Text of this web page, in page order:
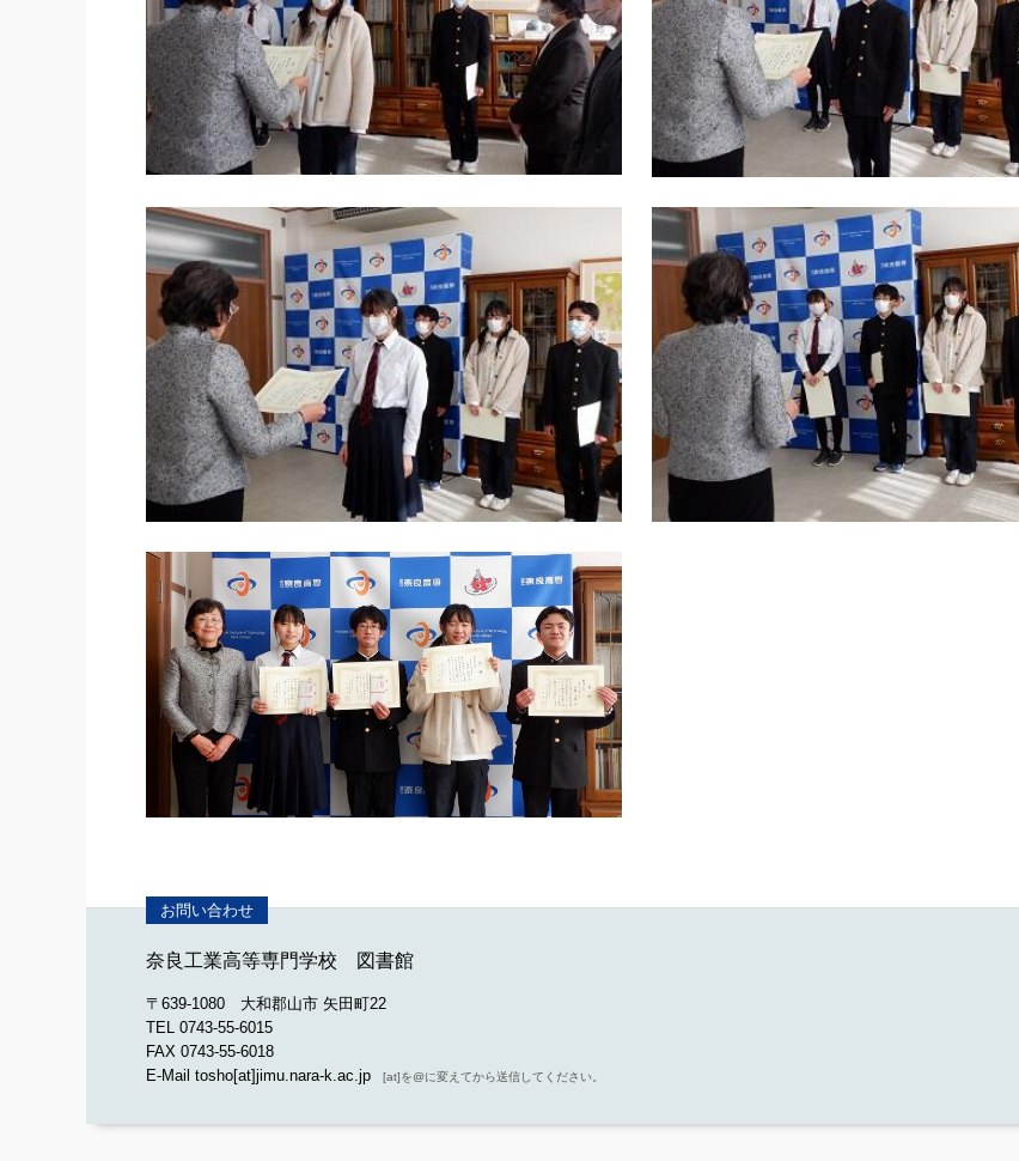
奈良工業高等専門学校 図書館
〒639-1080 大和郡山市 矢田町22
TEL 0743-55-6015
FAX 0743-55-6018
E-Mail tosho[at]jimu.nara-k.ac.jp
[at]を@に変えてから送信してください。